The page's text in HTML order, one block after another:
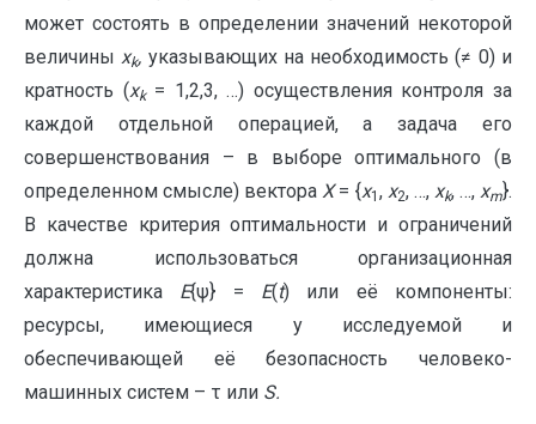
может состоять в определении значений некоторой
величиныxk, указывающих на необходимость (≠ 0) и
кратность (xk= 1,2,3, …) осуществления контроля за
каждой отдельной операцией, а задача его
совершенствования – в выборе оптимального (в
определенном смысле) вектораX= {x1 , x2, …, xk, …,xm}.
В качестве критерия оптимальности и ограничений
должна использоваться организационная
характеристика E{ψ} = E(t) или её компоненты:
ресурсы, имеющиеся у исследуемой и
обеспечивающей её безопасность человеко-
машинных систем – τ или S.